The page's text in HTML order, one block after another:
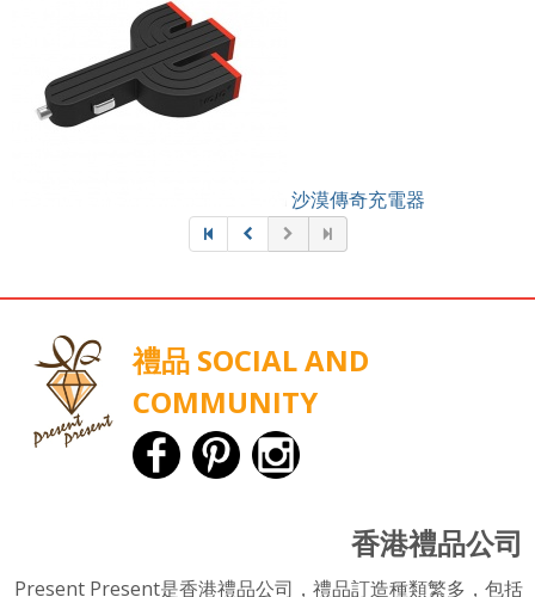
沙漠傳奇充電器
禮品 SOCIAL AND
COMMUNITY
香港禮品公司
Present Present是香港禮品公司，禮品訂造種類繁多，包括